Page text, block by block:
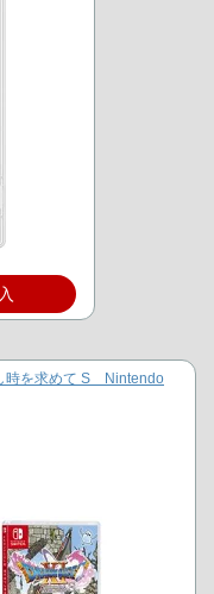
時を求めて S Nintendo